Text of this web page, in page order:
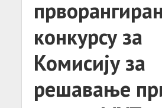
конкурсу за
Комисију за
решавање